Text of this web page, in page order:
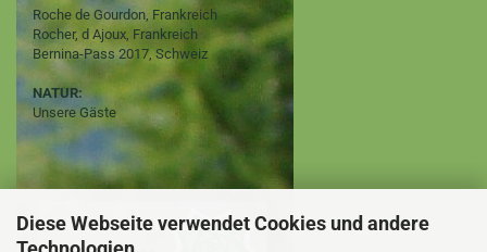
Diese Webseite verwendet Cookies und andere
Roche de Gourdon, Frankreich
Rocher, d Ajoux, Frankreich
Bernina-Pass 2017, Schweiz
NATUR:
Unsere Gäste